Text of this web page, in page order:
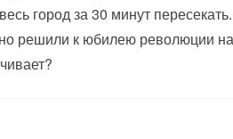
город за 30 минут
решили к юбилею революции